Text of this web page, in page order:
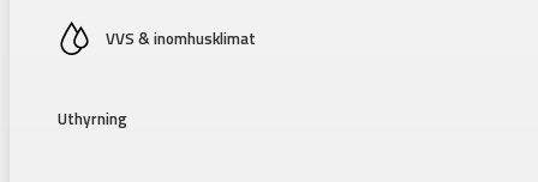
VVS & inomhusklimat
Uthyrning